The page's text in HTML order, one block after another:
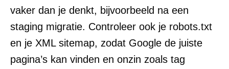
vaker dan je denkt, bijvoorbeeld na een
staging migratie. Controleer ook je robots.txt
en je XML sitemap, zodat Google de juiste
pagina’s kan vinden en onzin zoals tag